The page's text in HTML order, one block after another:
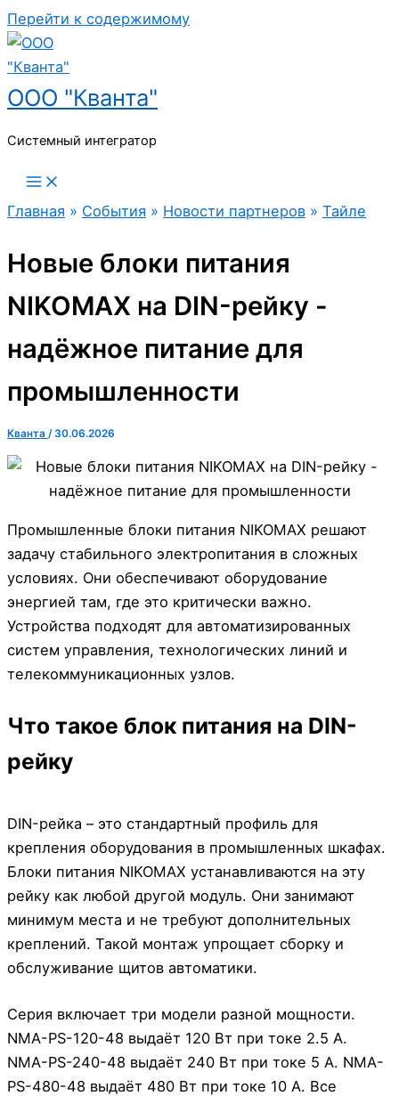
Перейти к содержимому
ООО "Кванта"
Системный интегратор
Главная » События » Новости партнеров » Тайле
Новые блоки питания
NIKOMAX на DIN-рейку -
надёжное питание для
промышленности
Кванта /30.06.2026
Промышленные блоки питания NIKOMAX решают
задачу стабильного электропитания в сложных
условиях. Они обеспечивают оборудование
энергией там, где это критически важно.
Устройства подходят для автоматизированных
систем управления, технологических линий и
телекоммуникационных узлов.
Что такое блок питания на DIN-
рейку
DIN-рейка – это стандартный профиль для
крепления оборудования в промышленных шкафах.
Блоки питания NIKOMAX устанавливаются на эту
рейку как любой другой модуль. Они занимают
минимум места и не требуют дополнительных
креплений. Такой монтаж упрощает сборку и
обслуживание щитов автоматики.
Серия включает три модели разной мощности.
NMA-PS-120-48 выдаёт 120 Вт при токе 2.5 А.
NMA-PS-240-48 выдаёт 240 Вт при токе 5 А. NMA-
PS-480-48 выдаёт 480 Вт при токе 10 А. Все